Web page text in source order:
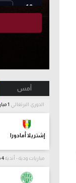
أمس
الدوري البرتغالي
إشتريلا أمادورا
مباريات ودية - أندية